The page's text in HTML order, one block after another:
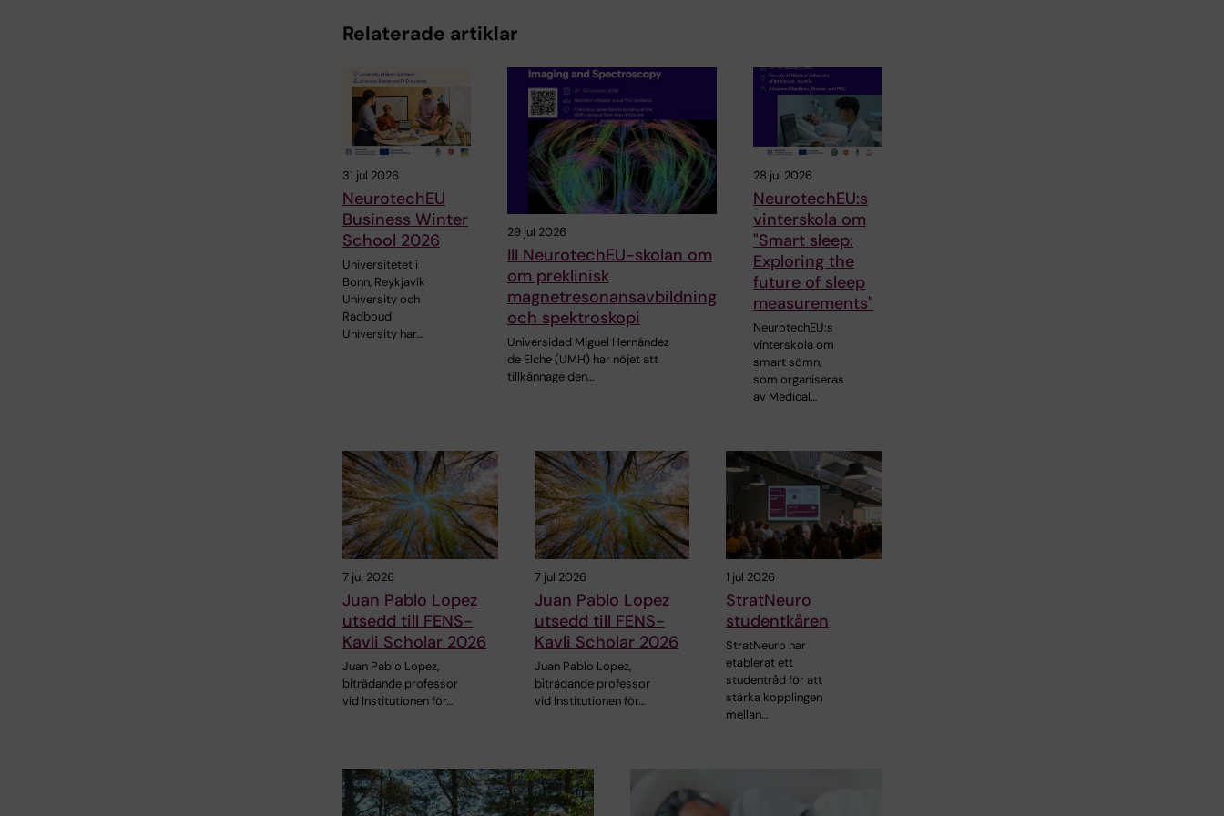
Relaterade artiklar
31 jul 2026
NeurotechEU
Business Winter
School 2026
Universitetet i
Bonn, Reykjavík
University och
Radboud
University har…
29 jul 2026
III NeurotechEU-skolan om
om preklinisk
magnetresonansavbildning
och spektroskopi
Universidad Miguel Hernández
de Elche (UMH) har nöjet att
tillkännage den…
28 jul 2026
NeurotechEU:s
vinterskola om
"Smart sleep:
Exploring the
future of sleep
measurements"
NeurotechEU:s
vinterskola om
smart sömn,
som organiseras
av Medical…
7 jul 2026
Juan Pablo Lopez
utsedd till FENS-
Kavli Scholar 2026
Juan Pablo Lopez,
biträdande professor
vid Institutionen för…
7 jul 2026
Juan Pablo Lopez
utsedd till FENS-
Kavli Scholar 2026
Juan Pablo Lopez,
biträdande professor
vid Institutionen för…
1 jul 2026
StratNeuro
studentkåren
StratNeuro har
etablerat ett
studentråd för att
stärka kopplingen
mellan…